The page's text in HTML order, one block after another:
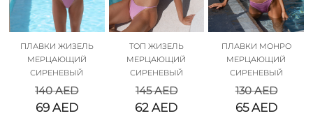
ПЛАВКИ ЖИЗЕЛЬ
МЕРЦАЮЩИЙ
СИРЕНЕВЫЙ
140AED
69 AED
ТОП ЖИЗЕЛЬ
МЕРЦАЮЩИЙ
СИРЕНЕВЫЙ
145AED
62AED
ПЛАВКИ МОНРО
МЕРЦАЮЩИЙ
СИРЕНЕВЫЙ
130AED
65AED